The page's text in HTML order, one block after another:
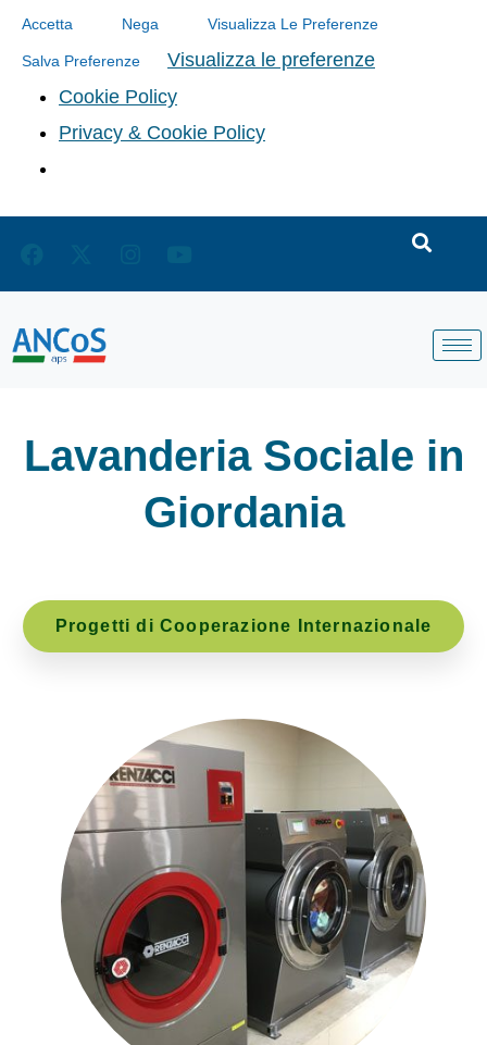
Accetta Nega Visualizza Le Preferenze
Salva Preferenze
Visualizza le preferenze
Cookie Policy
Privacy & Cookie Policy
Lavanderia Sociale in
Giordania
Progetti di Cooperazione Internazionale